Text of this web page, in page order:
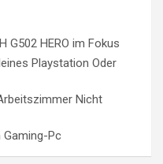
G502 HERO im Fokus
Playstation Oder
Nicht
Gaming-Pc